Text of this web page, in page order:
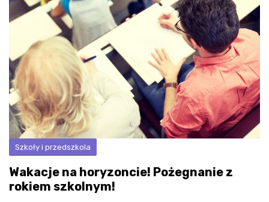
Szkoły i przedszkola
Wakacje na horyzoncie! Pożegnanie z
rokiem szkolnym!